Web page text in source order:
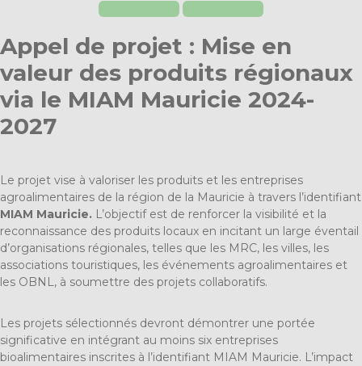
Appel de projet : Mise en
valeur des produits régionaux
via le MIAM Mauricie 2024-
2027
Le projet vise à valoriser les produits et les entreprises
agroalimentaires de la région de la Mauricie à travers l’identifiant
MIAM Mauricie. L’objectif est de renforcer la visibilité et la
reconnaissance des produits locaux en incitant un large éventail
d’organisations régionales, telles que les MRC, les villes, les
associations touristiques, les événements agroalimentaires et
les OBNL, à soumettre des projets collaboratifs.
Les projets sélectionnés devront démontrer une portée
significative en intégrant au moins six entreprises
bioalimentaires inscrites à l’identifiant MIAM Mauricie. L’impact